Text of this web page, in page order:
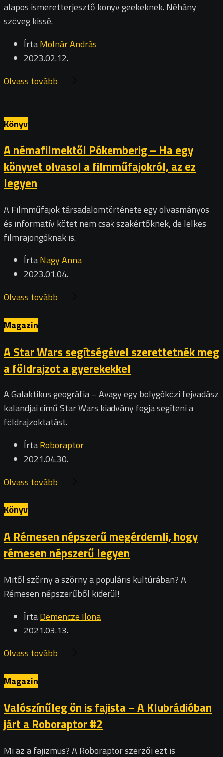
alapos ismeretterjesztő könyv geekeknek. Néhány
szöveg kissé.
ÍrtaMolnár András
2023.02.12.
Olvass tovább
Könyv
A némafilmektől Pókemberig – Ha egy
könyvet olvasol a filmműfajokról, az ez
legyen
A Filmműfajok társadalomtörténete egy olvasmányos
és informatív kötet nem csak szakértőknek, de lelkes
filmrajongóknak is.
ÍrtaNagy Anna
2023.01.04.
Olvass tovább
Magazin
A Star Wars segítségével szerettetnék meg
a földrajzot a gyerekekkel
A Galaktikus geográfia – Avagy egy bolygóközi fejvadász
kalandjai című Star Wars kiadvány fogja segíteni a
földrajzoktatást.
ÍrtaRoboraptor
2021.04.30.
Olvass tovább
Könyv
A Rémesen népszerű megérdemli, hogy
rémesen népszerű legyen
Mitől szörny a szörny a populáris kultúrában? A
Rémesen népszerűből kiderül!
ÍrtaDemencze Ilona
2021.03.13.
Olvass tovább
Magazin
Valószínűleg ön is fajista – A Klubrádióban
járt a Roboraptor #2
Mi az a fajizmus? A Roboraptor szerzői ezt is